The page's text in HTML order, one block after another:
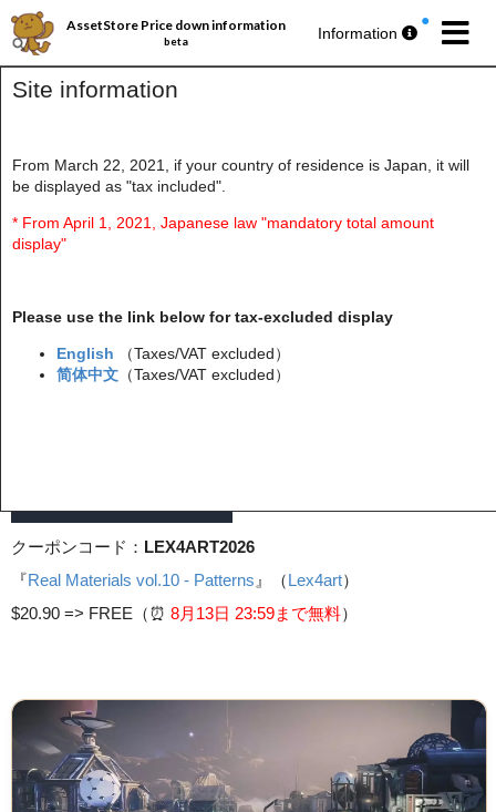
Site information
From March 22, 2021, if your country of residence is Japan, it will
be displayed as "tax included".
* From April 1, 2021, Japanese law "mandatory total amount
display"
Please use the link below for tax-excluded display
English
（Taxes/VAT excluded）
简体中文 （Taxes/VAT excluded）
AssetStore Price down information
beta Information
パブリッシャー丸ごとセール第193弾
今週の 無料アセットプレゼント🎁
クーポンコード： LEX4ART2026
『Real Materials vol.10 - Patterns 』（Lex4art）
$20.90 => FREE（⏰️ 8月13日 23:59まで無料）